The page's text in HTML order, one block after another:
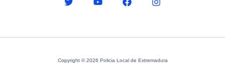
Copyright © 2026 Policia Local de Extremadura